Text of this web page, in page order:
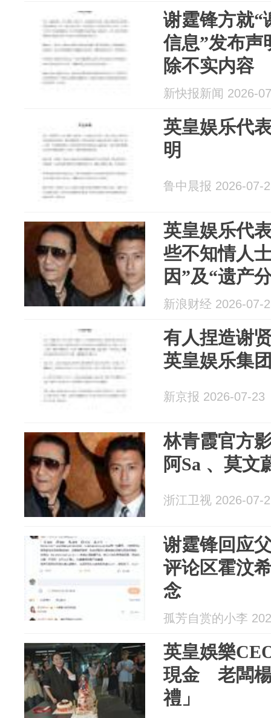
谢霆锋方就“
信息”发布声
除不实内容
新快报新闻 2026-
英皇娱乐代
明
鲁中晨报 2026-07-
英皇娱乐代
些不知情人
因”及“遗产
实
新浪财经 2026-07-
有人捏造谢
英皇娱乐集
新京报 2026-07-23
林青霞官方
阿Sa 、莫文
浙江卫视 2026-07-
谢霆锋回应
评论区霍汶
念
孤芳自赏的小李
英皇娛樂
現金 老闆楊
禮」